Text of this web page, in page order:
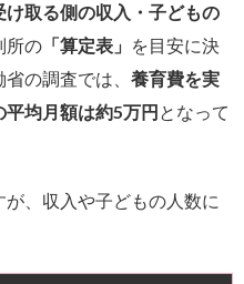
け取る側の収入・子どもの
所の 「算定表」 を目安に決
の調査では、 養育費を実
均月額は約5万円となって
、収入や子どもの人数に